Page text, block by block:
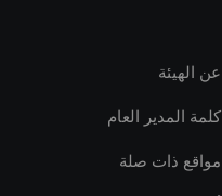
عن الهيئة
كلمة المدير العام
مواقع ذات صلة